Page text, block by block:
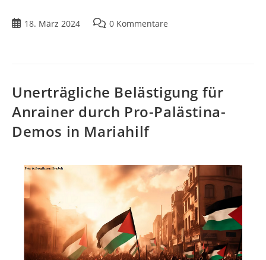
18. März 2024 0 Kommentare
Unerträgliche Belästigung für
Anrainer durch Pro-Palästina-
Demos in Mariahilf